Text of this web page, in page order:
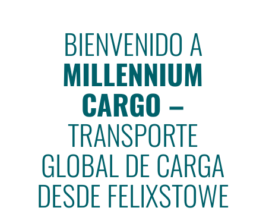
BIENVENIDO A
MILLENNIUM
CARGO –
TRANSPORTE
GLOBAL DE CARGA
DESDE FELIXSTOWE